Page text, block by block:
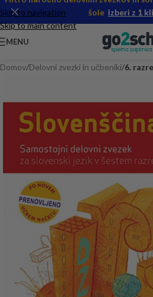
Skip to navigation
Skip to main content
šole Izberi z 1
MENU
Domov Delovni zvezki in učbeniki 6.